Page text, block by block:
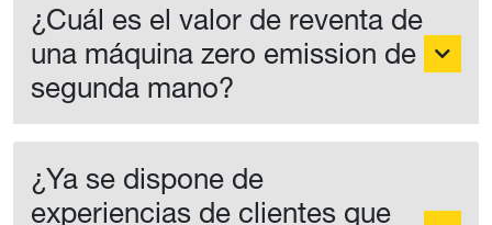
¿Cuál es el valor de reventa de
una máquina zero emission de
segunda mano?
¿Ya se dispone de